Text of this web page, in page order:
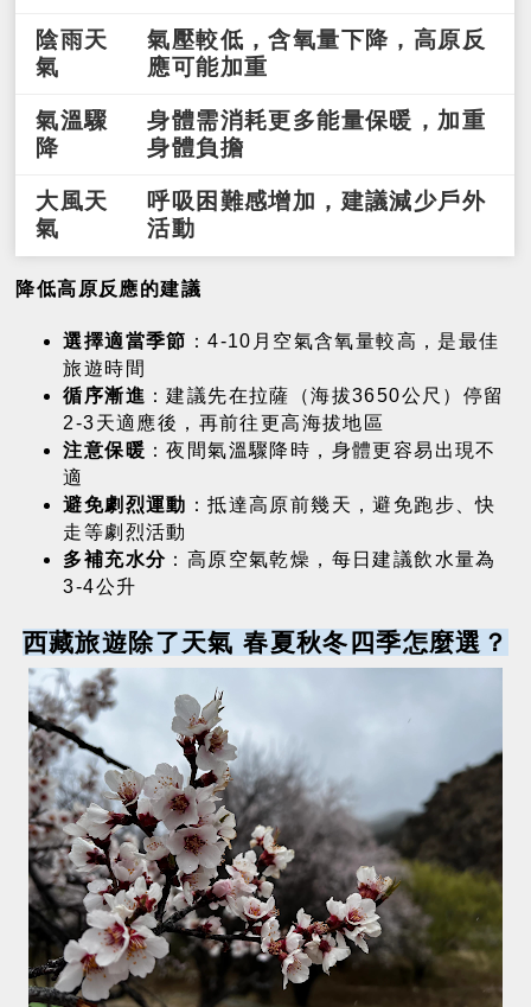
陰雨天
氣
氣壓較低，含氧量下降，高原反
應可能加重
氣溫驟
降
身體需消耗更多能量保暖，加重
身體負擔
大風天
氣
呼吸困難感增加，建議減少戶外
活動
降低高原反應的建議
選擇適當季節 ：4-10月空氣含氧量較高，是最佳
旅遊時間
循序漸進 ：建議先在拉薩（海拔3650公尺）停留
2-3天適應後，再前往更高海拔地區
注意保暖 ：夜間氣溫驟降時，身體更容易出現不
適
避免劇烈運動 ：抵達高原前幾天，避免跑步、快
走等劇烈活動
多補充水分 ：高原空氣乾燥，每日建議飲水量為
3-4公升
西藏旅遊除了天氣 春夏秋冬四季怎麼選？